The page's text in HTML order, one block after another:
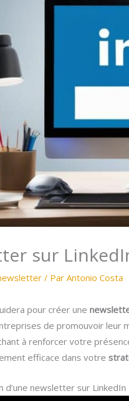
sur
/ ParAntonio Costa
pour créer une
de promouvoir leur
à renforcer votre
efficace dans votre
d’une newsletter sur LinkedIn